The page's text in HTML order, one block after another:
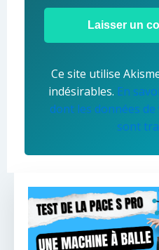
Ce site utilise
indésirables. En
dont les données
sont